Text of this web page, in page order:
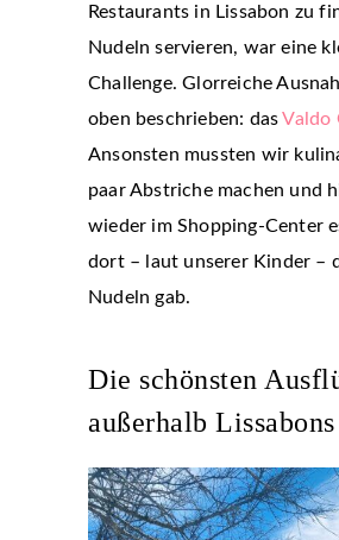
Restaurants in Lissabon zu
Nudeln servieren, war eine
Challenge. Glorreiche
oben beschrieben: dasValdo
Ansonsten mussten wir
paar Abstriche machen und
wieder im Shopping-Center
dort – laut unserer Kinder –
Nudeln gab.
Die schönsten
außerhalb Lissabons